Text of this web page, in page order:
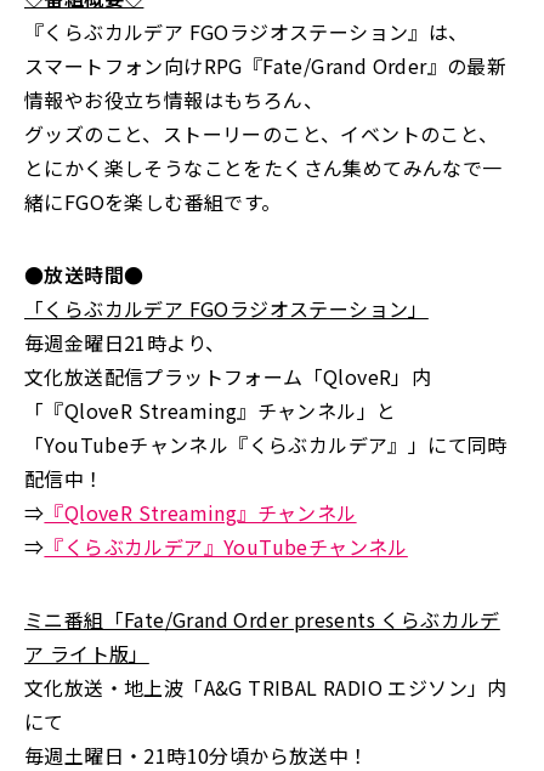
『くらぶカルデア FGOラジオステーション』は、
スマートフォン向けRPG『Fate/Grand Order』の最新
情報やお役立ち情報はもちろん、
グッズのこと、ストーリーのこと、イベントのこと、
とにかく楽しそうなことをたくさん集めてみんなで一
緒にFGOを楽しむ番組です。
●放送時間●
「くらぶカルデア FGOラジオステーション」
毎週金曜日21時より、
文化放送配信プラットフォーム「QloveR」内
「『QloveR Streaming』チャンネル」と
「YouTubeチャンネル『くらぶカルデア』」にて同時
配信中！
⇒ 『QloveR Streaming』チャンネル
⇒ 『くらぶカルデア』YouTubeチャンネル
ミニ番組「Fate/Grand Order presents くらぶカルデ
ア ライト版」
文化放送・地上波「A&G TRIBAL RADIO エジソン」内
にて
毎週土曜日・21時10分頃から放送中！